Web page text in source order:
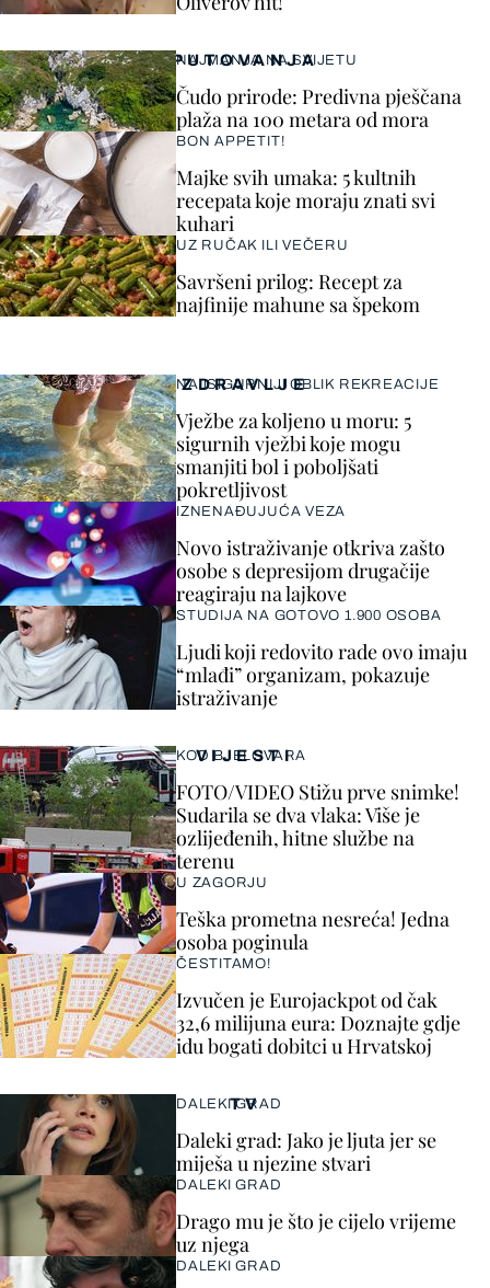
VIJESTI
KOD BJELOVARA
FOTO/VIDEO Stižu prve snimke!
Sudarila se dva vlaka: Više je
ozlijeđenih, hitne službe na
terenu
U ZAGORJU
Teška prometna nesreća! Jedna
osoba poginula
ČESTITAMO!
Izvučen je Eurojackpot od čak
32,6 milijuna eura: Doznajte gdje
idu bogati dobitci u Hrvatskoj
ZDRAVLJE
NAJSIGURNIJI OBLIK REKREACIJE
Vježbe za koljeno u moru: 5
sigurnih vježbi koje mogu
smanjiti bol i poboljšati
pokretljivost
IZNENAĐUJUĆA VEZA
Novo istraživanje otkriva zašto
osobe s depresijom drugačije
reagiraju na lajkove
STUDIJA NA GOTOVO 1.900 OSOBA
Ljudi koji redovito rade ovo imaju
“mlađi” organizam, pokazuje
istraživanje
TV
DALEKI GRAD
Daleki grad: Jako je ljuta jer se
miješa u njezine stvari
DALEKI GRAD
Drago mu je što je cijelo vrijeme
uz njega
DALEKI GRAD
PUTOVANJA
NAJMANJA NA SVIJETU
Čudo prirode: Predivna pješčana
plaža na 100 metara od mora
BON APPETIT!
Majke svih umaka: 5 kultnih
recepata koje moraju znati svi
kuhari
UZ RUČAK ILI VEČERU
Savršeni prilog: Recept za
najfinije mahune sa špekom